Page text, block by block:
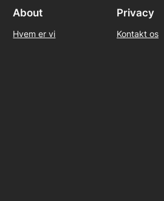
About
Hvem er vi
Privacy
Kontakt os